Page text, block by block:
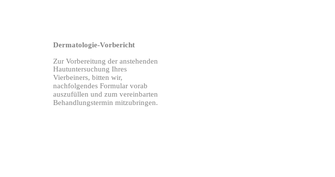
Dermatologie-Vorbericht
Zur Vorbereitung der anstehenden
Hautuntersuchung Ihres
Vierbeiners, bitten wir,
nachfolgendes Formular vorab
auszufüllen und zum vereinbarten
Behandlungstermin mitzubringen.